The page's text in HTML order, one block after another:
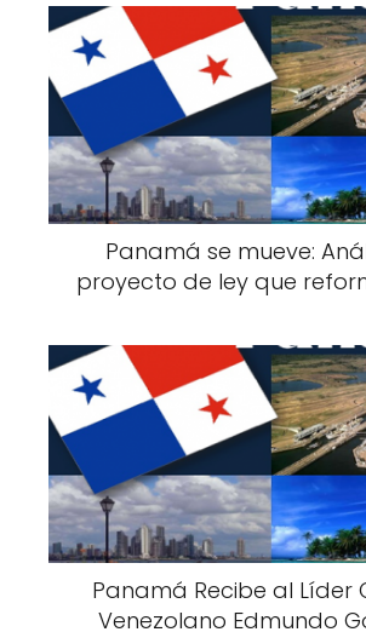
Panamá se mueve:
proyecto de ley que
Panamá Recibe al Líder
Venezolano Edmundo